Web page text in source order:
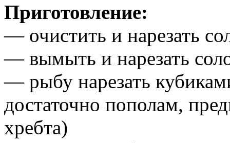
Приготовление:
— очистить и нарезать
— вымыть и нарезать
— рыбу нарезать
достаточно пополам,
хребта)